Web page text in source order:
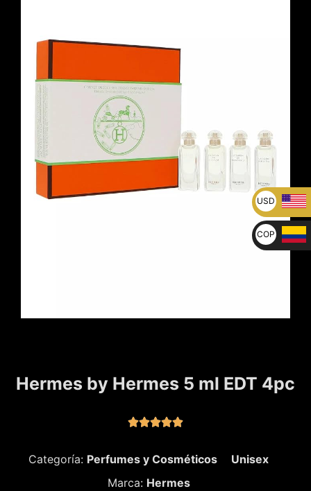
Hermes by Hermes 5 ml EDT 4pc

Categoría: Perfumes y Cosméticos
Unisex
Marca: Hermes
USD
U$
COP
$